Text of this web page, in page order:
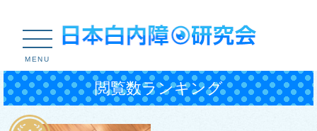
MENU
閲覧数ランキング